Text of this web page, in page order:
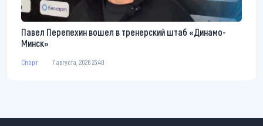
Павел Перепехин вошел в тренерский штаб «Динамо-
Минск»
Спорт 7 августа, 2026 23:40